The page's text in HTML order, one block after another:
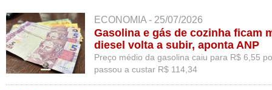
ECONOMIA - 25/07/2026
Gasolina e gás de cozinha ficam
diesel volta a subir, aponta ANP
Preço médio da gasolina caiu para R$ 6,55
passou a custar R$ 114,34